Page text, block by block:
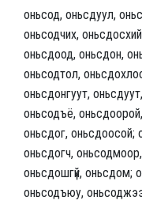
оньсод, оньсдуул,
оньсодчих,
оньсдоод, оньсдон,
оньсодтол,
оньсдонгуут,
оньсодъё,
оньсдог, оньсдоосой;
оньсдогч,
оньсдошгүй, оньсдом;
оньсодъюу,